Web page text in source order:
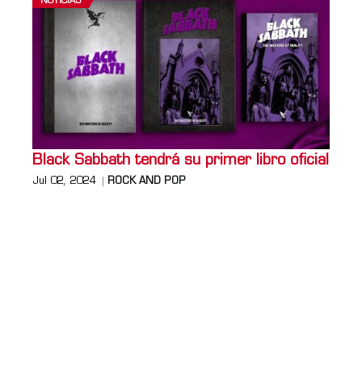
Black Sabbath tendrá su primer libro oficial
Jul 02, 2024 ROCK AND POP